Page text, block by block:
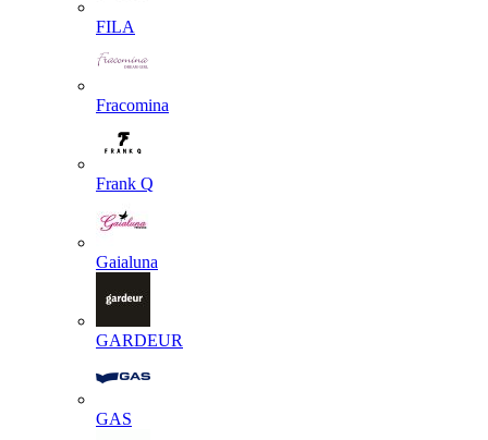
FILA
Fracomina
Frank Q
Gaialuna
GARDEUR
GAS